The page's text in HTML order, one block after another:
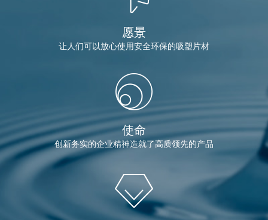
愿景
让人们可以放心使用安全环保的吸塑片材
使命
创新务实的企业精神造就了高质领先的产品